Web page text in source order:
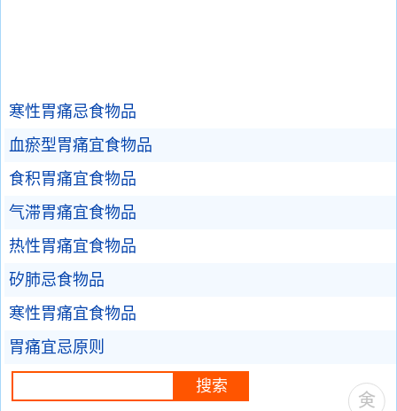
寒性胃痛忌食物品
血瘀型胃痛宜食物品
食积胃痛宜食物品
气滞胃痛宜食物品
热性胃痛宜食物品
矽肺忌食物品
寒性胃痛宜食物品
胃痛宜忌原则